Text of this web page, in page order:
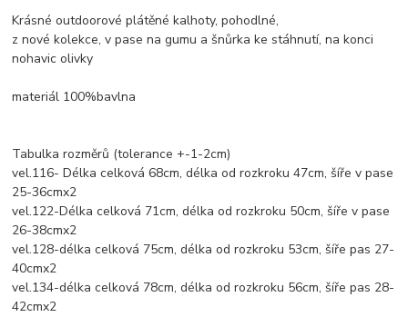
Krásné outdoorové plátěné kalhoty, pohodlné,
z nové kolekce, v pase na gumu a šnůrka ke stáhnutí, na konci
nohavic olivky
materiál 100%bavlna
Tabulka rozměrů (tolerance +-1-2cm)
vel.116- Délka celková 68cm, délka od rozkroku 47cm, šíře v pase
25-36cmx2
vel.122-Délka celková 71cm, délka od rozkroku 50cm, šíře v pase
26-38cmx2
vel.128-délka celková 75cm, délka od rozkroku 53cm, šíře pas 27-
40cmx2
vel.134-délka celková 78cm, délka od rozkroku 56cm, šíře pas 28-
42cmx2